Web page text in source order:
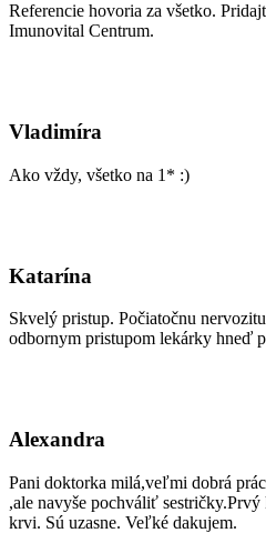
Referencie hovoria za všetko.
Imunovital Centrum.
Vladimíra
Ako vždy, všetko na 1* :)
Katarína
Skvelý pristup. Počiatočnu
odbornym pristupom lekárky hneď
Alexandra
Pani doktorka milá,veľmi dobrá
,ale navyše pochváliť
krvi. Sú uzasne. Veľké dakujem.